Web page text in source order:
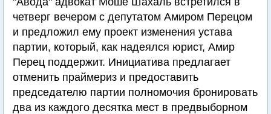
четверг вечером с депутатом Амиром Перецом
и предложил ему проект изменения устава
партии, который, как надеялся юрист, Амир
Перец поддержит. Инициатива предлагает
отменить праймериз и предоставить
председателю партии полномочия бронировать
два из каждого десятка мест в предвыборном